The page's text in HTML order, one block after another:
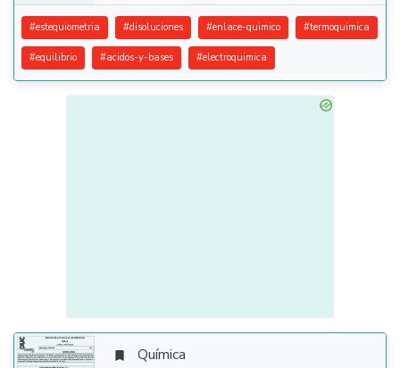
#estequiometria #disoluciones #enlace-quimico #termoquimica
#equilibrio #acidos-y-bases #electroquimica
 Química